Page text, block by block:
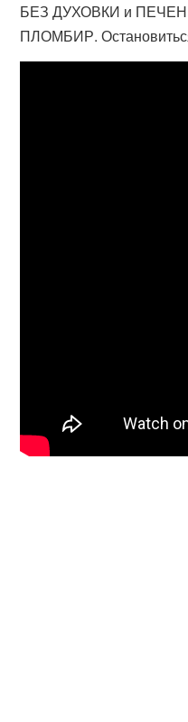
БЕЗ ДУХОВКИ и
ПЛОМБИР.